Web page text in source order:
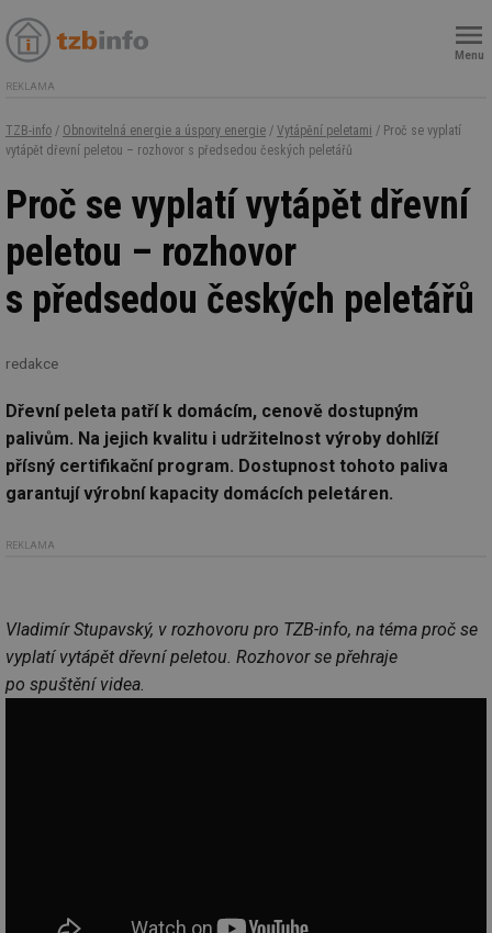
Menu
REKLAMA
TZB-info / Obnovitelná energie a úspory energie / Vytápění peletami / Proč se vyplatí
vytápět dřevní peletou – rozhovor s předsedou českých peletářů
Proč se vyplatí vytápět dřevní
peletou – rozhovor
s předsedou českých peletářů
redakce
Dřevní peleta patří k domácím, cenově dostupným
palivům. Na jejich kvalitu i udržitelnost výroby dohlíží
přísný certifikační program. Dostupnost tohoto paliva
garantují výrobní kapacity domácích peletáren.
REKLAMA
Vladimír Stupavský, v rozhovoru pro TZB-info, na téma proč se
vyplatí vytápět dřevní peletou. Rozhovor se přehraje
po spuštění videa.